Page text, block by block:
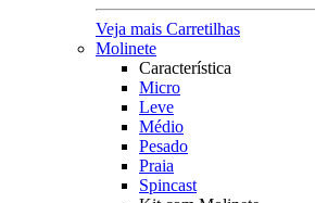
Veja mais Carretilhas
Molinete
Característica
Micro
Leve
Médio
Pesado
Praia
Spincast